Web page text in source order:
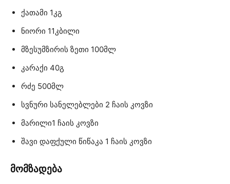
ქათამი 1კგ
ნიორი 11კბილი
მზესუმზირის ზეთი 100მლ
კარაქი 40გ
რძე 500მლ
სვნური სანელებლები 2 ჩაის კოვზი
მარილი1 ჩაის კოვზი
შავი დაფქული წიწაკა 1 ჩაის კოვზი
მომზადება